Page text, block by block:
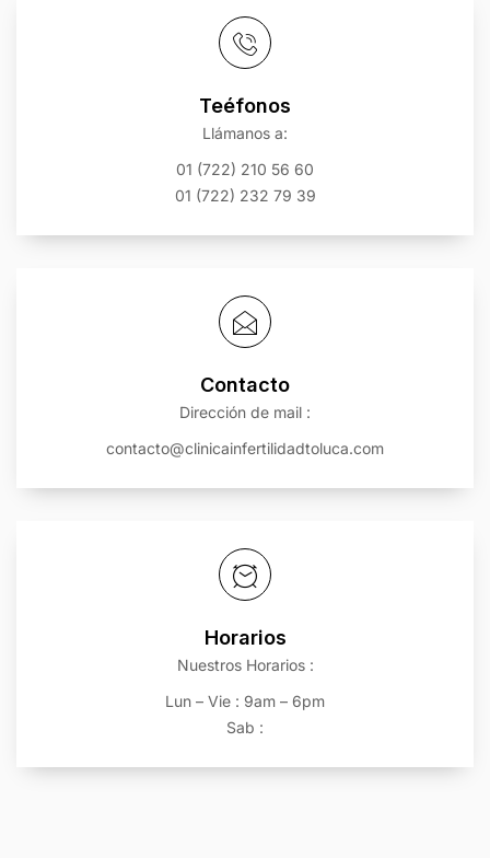
Teéfonos
Llámanos a:
01 (722) 210 56 60
01 (722) 232 79 39
Contacto
Dirección de mail :
contacto@clinicainfertilidadtoluca.com
Horarios
Nuestros Horarios :
Lun – Vie : 9am – 6pm
Sab :